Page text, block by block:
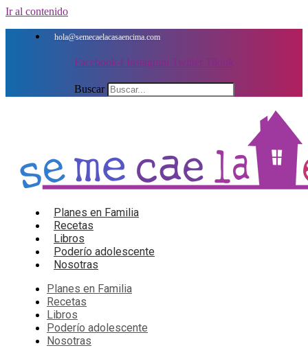
Ir al contenido
hola@semecaelacasaencima.com
Facebook-f Instagram Twitter
Buscar
Planes en Familia
Recetas
Libros
Poderío adolescente
Nosotras
Planes en Familia
Recetas
Libros
Poderío adolescente
Nosotras